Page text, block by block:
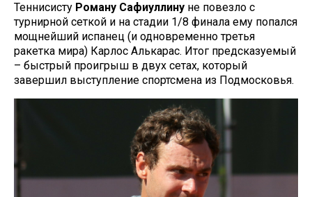
Теннисисту Роману Сафиуллину не повезло с
турнирной сеткой и на стадии 1/8 финала ему попался
мощнейший испанец (и одновременно третья
ракетка мира) Карлос Алькарас. Итог предсказуемый
– быстрый проигрыш в двух сетах, который
завершил выступление спортсмена из Подмосковья.